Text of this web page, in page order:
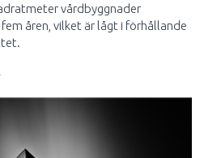
vårdbyggnader
åren, vilket är lågt i förhållande